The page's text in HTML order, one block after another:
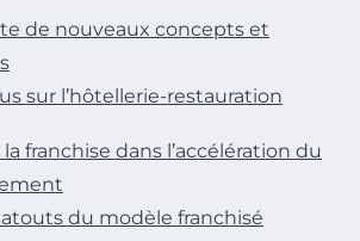
de nouveaux concepts et
sur l’hôtellerie-restauration
franchise dans l’accélération du
atouts du modèle franchisé